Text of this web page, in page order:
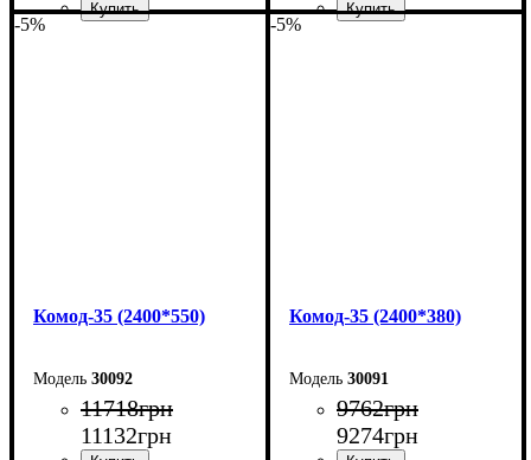
-5%
Комод-35 (2400*550)
30092
11718грн
11132грн
-5%
Комод-35 (2400*380)
30091
9762грн
9274грн